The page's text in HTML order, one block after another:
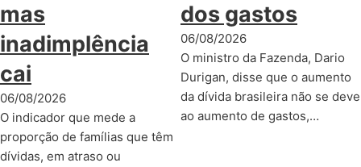
mas
inadimplência
cai
06/08/2026
O indicador que mede a
proporção de famílias que têm
dívidas, em atraso ou
dos gastos
06/08/2026
O ministro da Fazenda, Dario
Durigan, disse que o aumento
da dívida brasileira não se deve
ao aumento de gastos,…